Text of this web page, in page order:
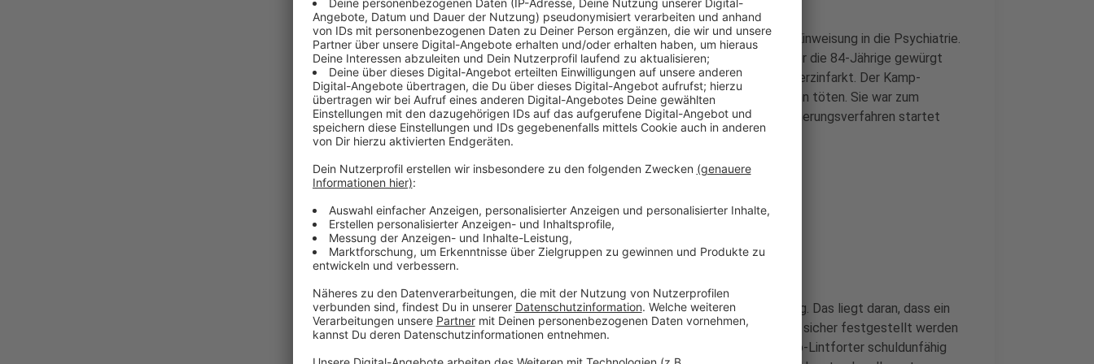
Einem 56-jährigen Mann aus Kamp-Lintfort droht die dauerhafte Einweisung in die Psychiatrie.
Er soll im Juni eine Seniorin angegriffen haben. Laut Anklage soll er die 84-Jährige gewürgt
haben, bis sie blau anlief. Sie starb 21 Stunden später an einem Herzinfarkt. Der Kamp-
Lintforter soll krankheitsbedingt geglaubt haben, die Frau wolle ihn töten. Sie war zum
Zeitpunkt der Tat zu Besuch bei seiner Lebensgefährtin. Das Sicherungsverfahren startet
Mitte des Monats.
Anzeige
Der Angeklagte könnte schuldunfähig sein
Anzeige
Angeklagt ist der 56-Jährige wegen gefährlicher Körperverletzung. Das liegt daran, dass ein
Zusammenhang zwischen dem Würgen und dem Herzinfarkt nicht sicher festgestellt werden
konnte. Aufgrund seiner psychischen Erkrankung könnte der Kamp-Lintforter schuldunfähig